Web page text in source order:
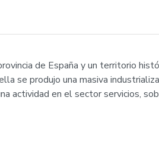
de España y un territorio
se produjo una masiva
actividad en el sector servicios,